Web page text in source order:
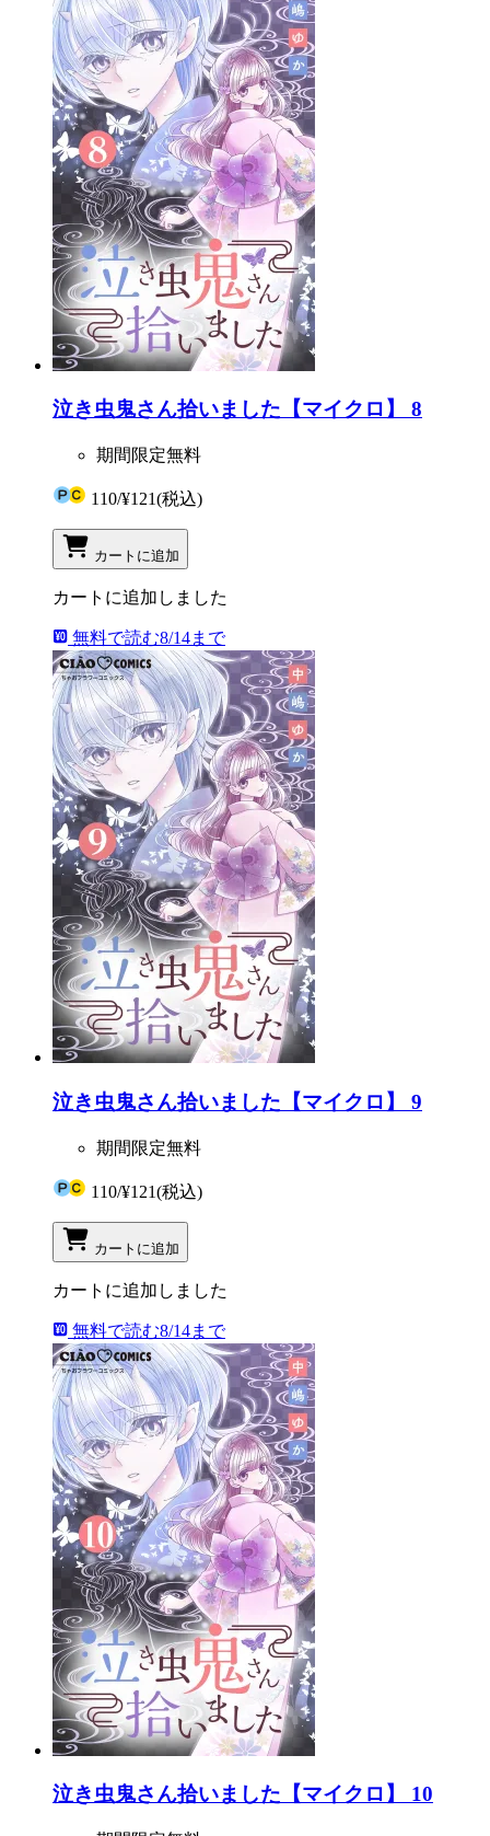
泣き虫鬼さん拾いました【マイクロ】 8
期間限定無料
110/¥121(税込)
カートに追加
カートに追加しました
無料で読む8/14まで
泣き虫鬼さん拾いました【マイクロ】 9
期間限定無料
110/¥121(税込)
カートに追加
カートに追加しました
無料で読む8/14まで
泣き虫鬼さん拾いました【マイクロ】 10